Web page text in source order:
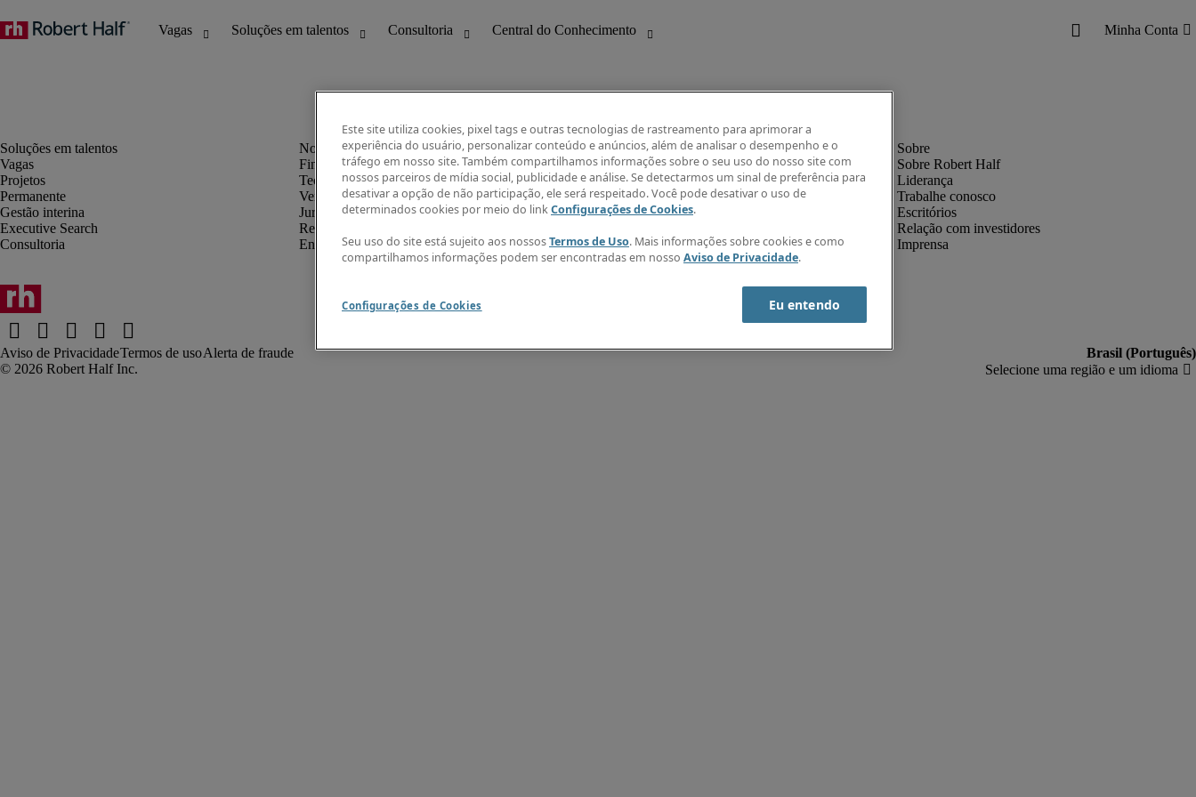
Vagas
Projetos
Permanente
Gestão interina
Executive Search
Consultoria
Finanças e contabilidade
Tecnologia da informação
Vendas e marketing
Jurídico
Recursos humanos
Engenharia
Guia salarial
Índice de confiança Robert Half
Panorama Setorial
Funções mais demandadas
Receba nossa newsletter
Criar alerta de vagas
Sobre Robert Half
Liderança
Trabalhe conosco
Escritórios
Relação com investidores
Imprensa
Aviso de PrivacidadeTermos de usoAlerta de fraude
Este site utiliza cookies, pixel tags e outras tecnologias de rastreamento para aprimorar a
experiência do usuário, personalizar conteúdo e anúncios, além de analisar o desempenho e o
tráfego em nosso site. Também compartilhamos informações sobre o seu uso do nosso site com
nossos parceiros de mídia social, publicidade e análise. Se detectarmos um sinal de preferência para
desativar a opção de não participação, ele será respeitado. Você pode desativar o uso de
determinados cookies por meio do linkConfigurações de Cookies.
Seu uso do site está sujeito aos nossosTermos de Uso. Mais informações sobre cookies e como
compartilhamos informações podem ser encontradas em nosso Aviso de Privacidade.
Configurações de Cookies Eu entendo